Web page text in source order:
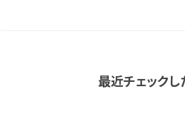
最近チェック